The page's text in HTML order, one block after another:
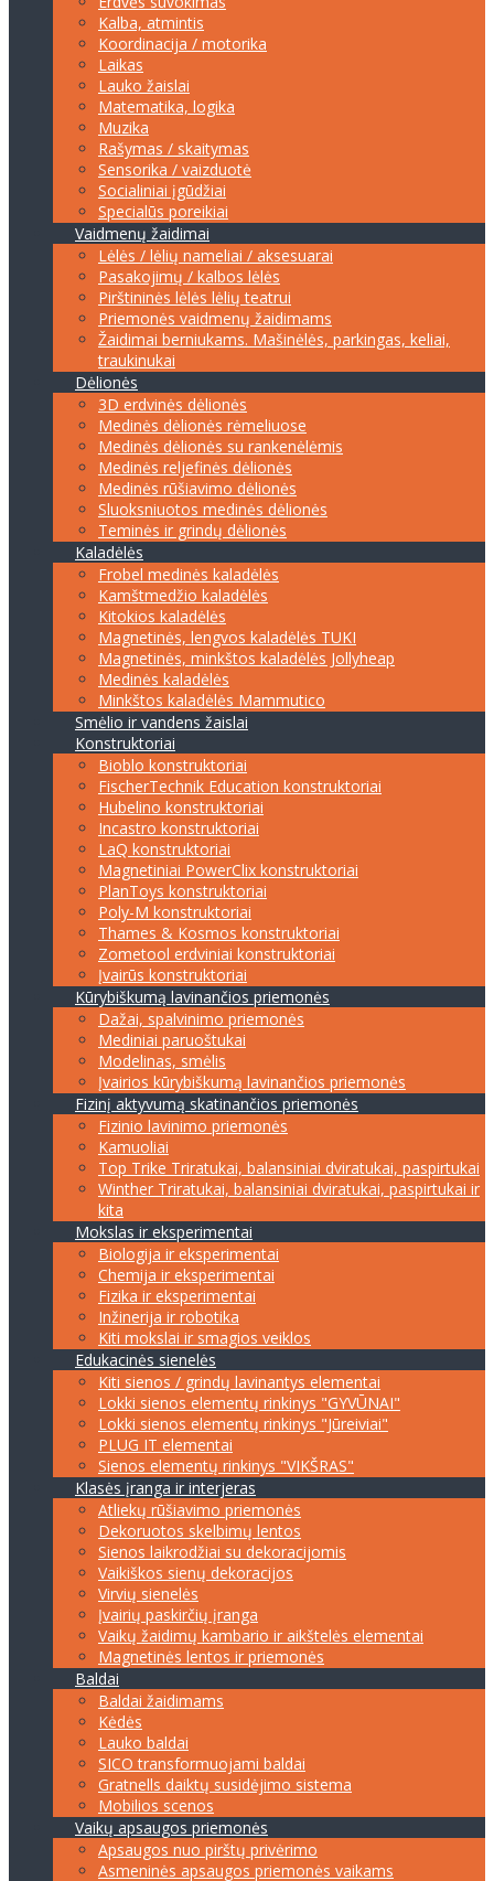
Kalba, atmintis
Koordinacija / motorika
Laikas
Lauko žaislai
Matematika, logika
Muzika
Rašymas / skaitymas
Sensorika / vaizduotė
Socialiniai įgūdžiai
Specialūs poreikiai
Vaidmenų žaidimai
Lėlės / lėlių nameliai / aksesuarai
Pasakojimų / kalbos lėlės
Pirštininės lėlės lėlių teatrui
Priemonės vaidmenų žaidimams
Žaidimai berniukams. Mašinėlės, parkingas, keliai,
traukinukai
Dėlionės
3D erdvinės dėlionės
Medinės dėlionės rėmeliuose
Medinės dėlionės su rankenėlėmis
Medinės reljefinės dėlionės
Medinės rūšiavimo dėlionės
Sluoksniuotos medinės dėlionės
Teminės ir grindų dėlionės
Kaladėlės
Frobel medinės kaladėlės
Kamštmedžio kaladėlės
Kitokios kaladėlės
Magnetinės, lengvos kaladėlės TUKI
Magnetinės, minkštos kaladėlės Jollyheap
Medinės kaladėlės
Minkštos kaladėlės Mammutico
Smėlio ir vandens žaislai
Konstruktoriai
Bioblo konstruktoriai
FischerTechnik Education konstruktoriai
Hubelino konstruktoriai
Incastro konstruktoriai
LaQ konstruktoriai
Magnetiniai PowerClix konstruktoriai
PlanToys konstruktoriai
Poly-M konstruktoriai
Thames & Kosmos konstruktoriai
Zometool erdviniai konstruktoriai
Įvairūs konstruktoriai
Kūrybiškumą lavinančios priemonės
Dažai, spalvinimo priemonės
Mediniai paruoštukai
Modelinas, smėlis
Įvairios kūrybiškumą lavinančios priemonės
Fizinį aktyvumą skatinančios priemonės
Fizinio lavinimo priemonės
Kamuoliai
Top Trike Triratukai, balansiniai dviratukai, paspirtukai
Winther Triratukai, balansiniai dviratukai, paspirtukai ir
kita
Mokslas ir eksperimentai
Biologija ir eksperimentai
Chemija ir eksperimentai
Fizika ir eksperimentai
Inžinerija ir robotika
Kiti mokslai ir smagios veiklos
Edukacinės sienelės
Kiti sienos / grindų lavinantys elementai
Lokki sienos elementų rinkinys "GYVŪNAI"
Lokki sienos elementų rinkinys "Jūreiviai"
PLUG IT elementai
Sienos elementų rinkinys "VIKŠRAS"
Klasės įranga ir interjeras
Atliekų rūšiavimo priemonės
Dekoruotos skelbimų lentos
Sienos laikrodžiai su dekoracijomis
Vaikiškos sienų dekoracijos
Virvių sienelės
Įvairių paskirčių įranga
Vaikų žaidimų kambario ir aikštelės elementai
Magnetinės lentos ir priemonės
Baldai
Baldai žaidimams
Kėdės
Lauko baldai
SICO transformuojami baldai
Gratnells daiktų susidėjimo sistema
Mobilios scenos
Vaikų apsaugos priemonės
Apsaugos nuo pirštų privėrimo
Asmeninės apsaugos priemonės vaikams